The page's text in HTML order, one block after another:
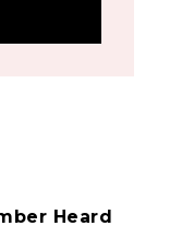
Heard